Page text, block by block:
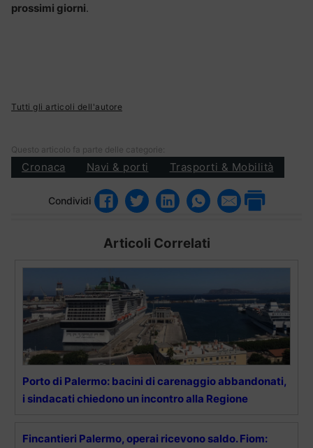
prossimi giorni.
Tutti gli articoli dell'autore
Questo articolo fa parte delle categorie:
Cronaca Navi & porti Trasporti & Mobilità
Condividi
Articoli Correlati
Porto di Palermo: bacini di carenaggio abbandonati,
i sindacati chiedono un incontro alla Regione
Fincantieri Palermo, operai ricevono saldo. Fiom: